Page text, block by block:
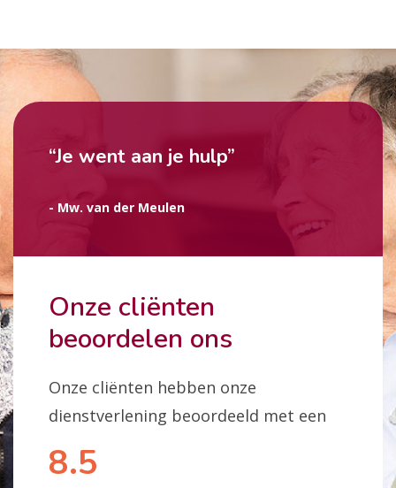
Onze cliënten
beoordelen ons
Onze cliënten hebben onze
dienstverlening beoordeeld met een
8.5
“Je went aan je hulp”
- Mw. van der Meulen